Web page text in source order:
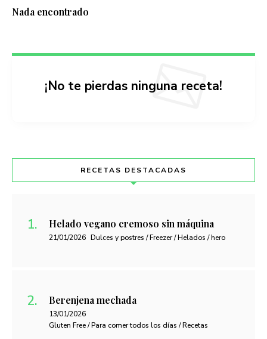
Nada encontrado
¡No te pierdas ninguna receta!
RECETAS DESTACADAS
Helado vegano cremoso sin máquina
21/01/2026 Dulces y postres / Freezer / Helados / hero
Berenjena mechada
13/01/2026
Gluten Free / Para comer todos los días / Recetas